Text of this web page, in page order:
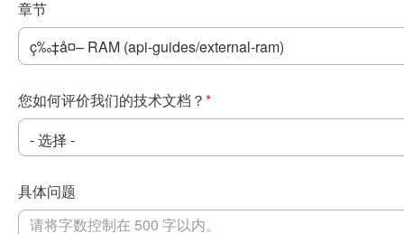
章节
您如何评价我们的技术文档？ *
具体问题